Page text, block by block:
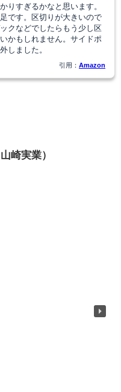
りすぎるかなと思います。
です。区切りが大きいので
クなどでしたらもう少し区
かもしれません。サイドポ
しました。
引用： Amazon
崎実業）